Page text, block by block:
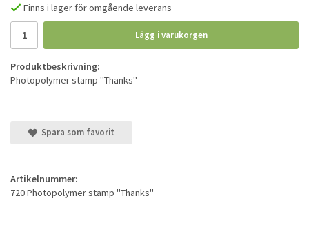
Finns i lager för omgående leverans
Lägg i varukorgen
Produktbeskrivning:
Photopolymer stamp "Thanks"
Spara som favorit
Artikelnummer:
720 Photopolymer stamp "Thanks"